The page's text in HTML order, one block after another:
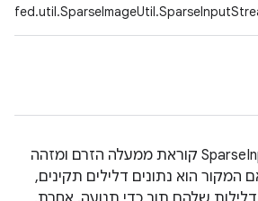
הפונקציה SparseInputStream קוראת ממעלה הזרם ומזהה
המקור הוא נתונים דלילים תקינים,